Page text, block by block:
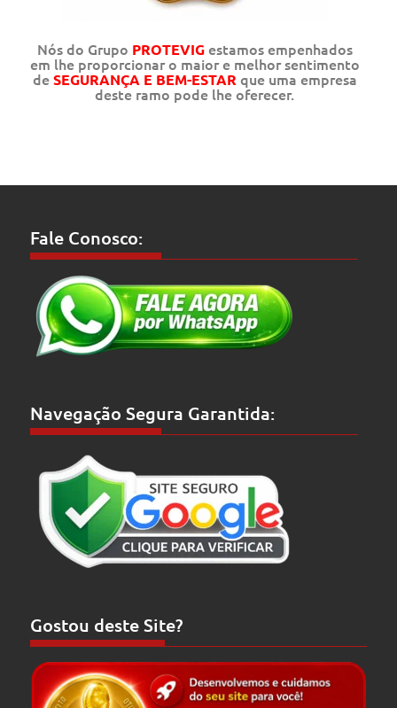
Nós do Grupo PROTEVIGestamos empenhados
em lhe proporcionar o maior e melhor sentimento
deSEGURANÇA E BEM-ESTAR que uma empresa
deste ramo pode lhe oferecer.
Fale Conosco:
Navegação Segura Garantida:
Gostou deste Site?